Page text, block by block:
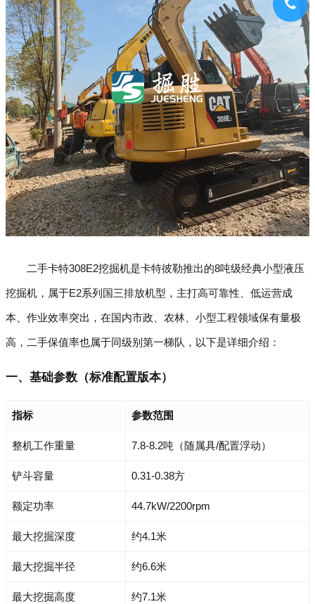
二手卡特308E2挖掘机是卡特彼勒推出的8吨级经典小型液压
挖掘机，属于E2系列国三排放机型，主打高可靠性、低运营成
本、作业效率突出，在国内市政、农林、小型工程领域保有量极
高，二手保值率也属于同级别第一梯队，以下是详细介绍：
一、基础参数（标准配置版本）
指标 参数范围
整机工作重量 7.8-8.2吨（随属具/配置浮动）
铲斗容量 0.31-0.38方
额定功率 44.7kW/2200rpm
最大挖掘深度 约4.1米
最大挖掘半径 约6.6米
最大挖掘高度 约7.1米